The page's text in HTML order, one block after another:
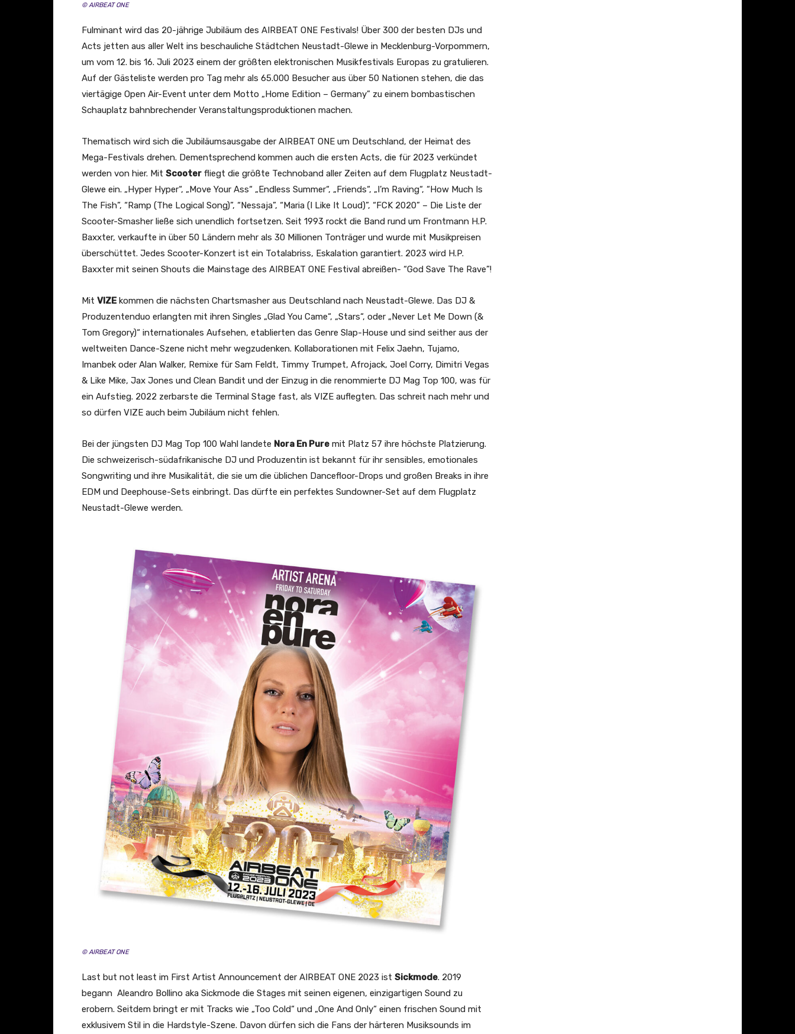
© AIRBEAT ONE
Fulminant wird das 20-jährige Jubiläum des AIRBEAT ONE Festivals! Über 300 der besten DJs und
Acts jetten aus aller Welt ins beschauliche Städtchen Neustadt-Glewe in Mecklenburg-Vorpommern,
um vom 12. bis 16. Juli 2023 einem der größten elektronischen Musikfestivals Europas zu gratulieren.
Auf der Gästeliste werden pro Tag mehr als 65.000 Besucher aus über 50 Nationen stehen, die das
viertägige Open Air-Event unter dem Motto „Home Edition – Germany” zu einem bombastischen
Schauplatz bahnbrechender Veranstaltungsproduktionen machen.
Thematisch wird sich die Jubiläumsausgabe der AIRBEAT ONE um Deutschland, der Heimat des
Mega-Festivals drehen. Dementsprechend kommen auch die ersten Acts, die für 2023 verkündet
werden von hier. Mit Scooter fliegt die größte Technoband aller Zeiten auf dem Flugplatz Neustadt-
Glewe ein. „Hyper Hyper“, „Move Your Ass“ „Endless Summer“, „Friends“, „I’m Raving“, “How Much Is
The Fish”, “Ramp (The Logical Song)”, “Nessaja”, “Maria (I Like It Loud)”, “FCK 2020” – Die Liste der
Scooter-Smasher ließe sich unendlich fortsetzen. Seit 1993 rockt die Band rund um Frontmann H.P.
Baxxter, verkaufte in über 50 Ländern mehr als 30 Millionen Tonträger und wurde mit Musikpreisen
überschüttet. Jedes Scooter-Konzert ist ein Totalabriss, Eskalation garantiert. 2023 wird H.P.
Baxxter mit seinen Shouts die Mainstage des AIRBEAT ONE Festival abreißen- “God Save The Rave”!
Mit VIZEkommen die nächsten Chartsmasher aus Deutschland nach Neustadt-Glewe. Das DJ &
Produzentenduo erlangten mit ihren Singles „Glad You Came“, „Stars“, oder „Never Let Me Down (&
Tom Gregory)“ internationales Aufsehen, etablierten das Genre Slap-House und sind seither aus der
weltweiten Dance-Szene nicht mehr wegzudenken. Kollaborationen mit Felix Jaehn, Tujamo,
Imanbek oder Alan Walker, Remixe für Sam Feldt, Timmy Trumpet, Afrojack, Joel Corry, Dimitri Vegas
& Like Mike, Jax Jones und Clean Bandit und der Einzug in die renommierte DJ Mag Top 100, was für
ein Aufstieg. 2022 zerbarste die Terminal Stage fast, als VIZE auflegten. Das schreit nach mehr und
so dürfen VIZE auch beim Jubiläum nicht fehlen.
Bei der jüngsten DJ Mag Top 100 Wahl landete Nora En Pure mit Platz 57 ihre höchste Platzierung.
Die schweizerisch-südafrikanische DJ und Produzentin ist bekannt für ihr sensibles, emotionales
Songwriting und ihre Musikalität, die sie um die üblichen Dancefloor-Drops und großen Breaks in ihre
EDM und Deephouse-Sets einbringt. Das dürfte ein perfektes Sundowner-Set auf dem Flugplatz
Neustadt-Glewe werden.
© AIRBEAT ONE
Last but not least im First Artist Announcement der AIRBEAT ONE 2023 ist Sickmode. 2019
begann Aleandro Bollino aka Sickmode die Stages mit seinen eigenen, einzigartigen Sound zu
erobern. Seitdem bringt er mit Tracks wie „Too Cold“ und „One And Only“ einen frischen Sound mit
exklusivem Stil in die Hardstyle-Szene. Davon dürfen sich die Fans der härteren Musiksounds im